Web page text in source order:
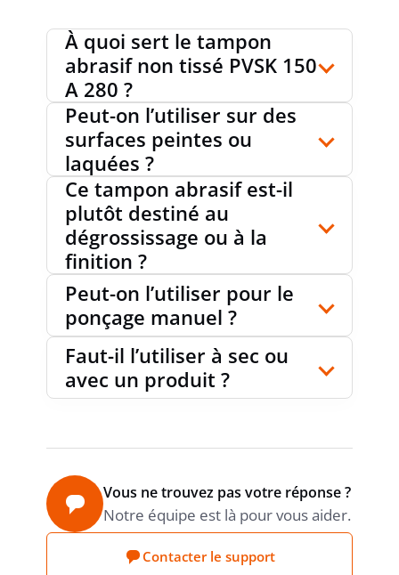
À quoi sert le tampon
abrasif non tissé PVSK 150
A 280 ?
Peut-on l’utiliser sur des
surfaces peintes ou
laquées ?
Ce tampon abrasif est-il
plutôt destiné au
dégrossissage ou à la
finition ?
Peut-on l’utiliser pour le
ponçage manuel ?
Faut-il l’utiliser à sec ou
avec un produit ?
Vous ne trouvez pas votre réponse ?
Notre équipe est là pour vous aider.
Contacter le support